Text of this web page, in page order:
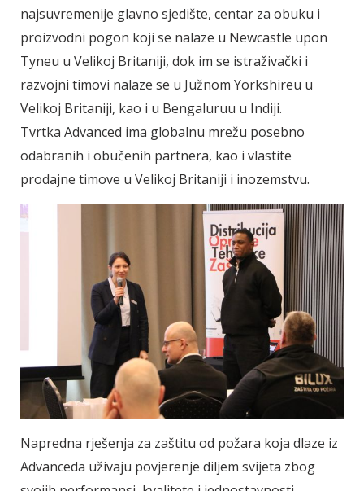
najsuvremenije glavno sjedište, centar za obuku i
proizvodni pogon koji se nalaze u Newcastle upon
Tyneu u Velikoj Britaniji, dok im se istraživački i
razvojni timovi nalaze se u Južnom Yorkshireu u
Velikoj Britaniji, kao i u Bengaluruu u Indiji.
Tvrtka Advanced ima globalnu mrežu posebno
odabranih i obučenih partnera, kao i vlastite
prodajne timove u Velikoj Britaniji i inozemstvu.
Napredna rješenja za zaštitu od požara koja dlaze iz
Advanceda uživaju povjerenje diljem svijeta zbog